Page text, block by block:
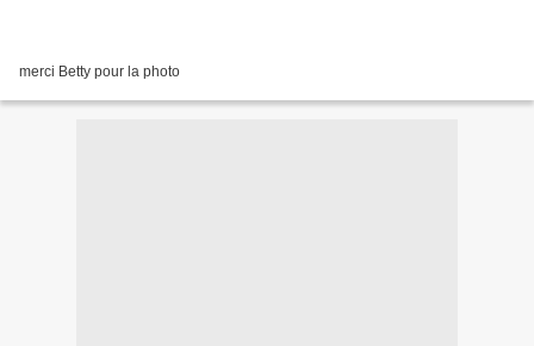
merci Betty pour la photo